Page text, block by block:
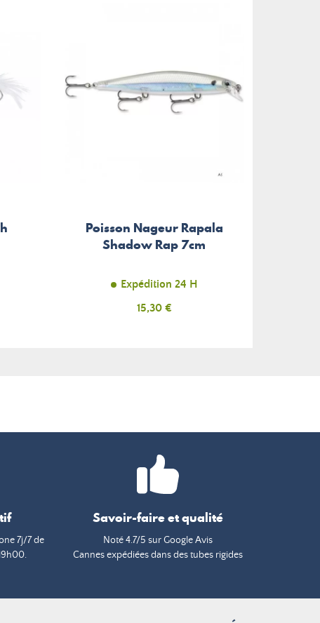
Poisson Nageur Rapala
Shadow Rap 7cm
Expédition 24 H
Prix
15,30 €
7j/7 de
Savoir-faire et qualité
Noté 4.7/5 sur Google Avis
Cannes expédiées dans des tubes rigides